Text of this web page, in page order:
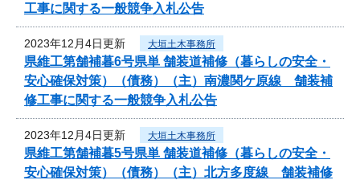
工事に関する一般競争入札公告
2023年12月4日更新 大垣土木事務所
県維工第舗補暮6号県単 舗装道補修（暮らしの安全・
安心確保対策）（債務）（主）南濃関ケ原線 舗装補
修工事に関する一般競争入札公告
2023年12月4日更新 大垣土木事務所
県維工第舗補暮5号県単 舗装道補修（暮らしの安全・
安心確保対策）（債務）（主）北方多度線 舗装補修